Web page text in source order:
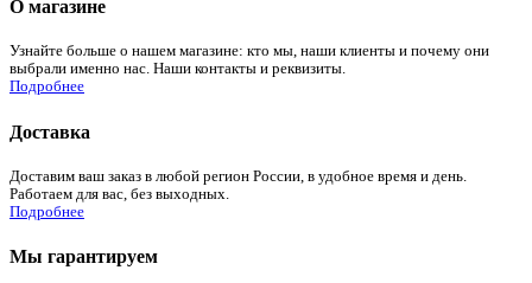
О магазине
Узнайте больше о нашем магазине: кто мы, наши клиенты и почему они
выбрали именно нас. Наши контакты и реквизиты.
Подробнее
Доставка
Доставим ваш заказ в любой регион России, в удобное время и день.
Работаем для вас, без выходных.
Подробнее
Мы гарантируем